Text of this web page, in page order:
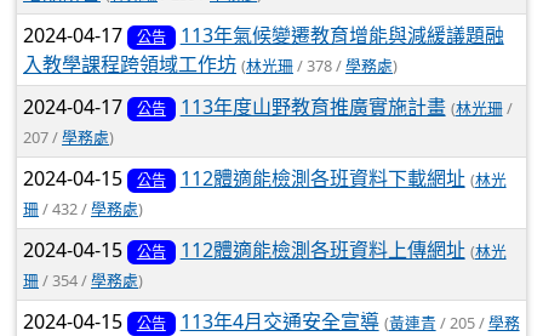
2024-04-17 公告
113年氣候變遷教育增能與減緩議題融
入教學課程跨領域工作坊 (林光珊/ 378 /學務處)
2024-04-17 公告 113年度山野教育推廣實施計畫 (林光珊/
207 /學務處)
2024-04-15 公告 112體適能檢測各班資料下載網址 (林光
珊/ 432 /學務處)
2024-04-15 公告 112體適能檢測各班資料上傳網址 (林光
珊/ 354 /學務處)
2024-04-15 公告 113年4月交通安全宣導 (黃連青 / 205 /學務